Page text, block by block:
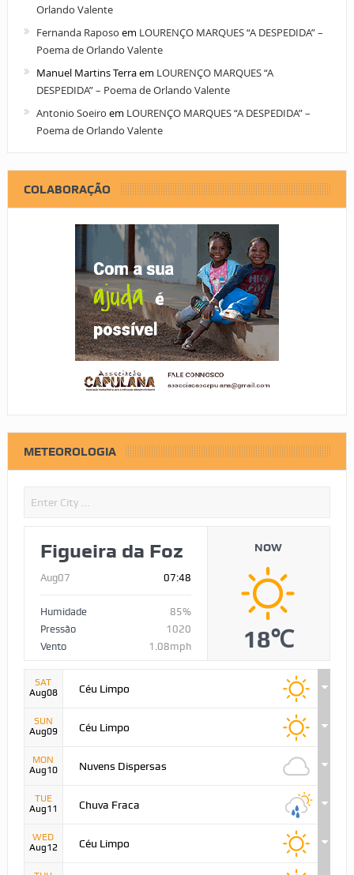
Orlando Valente
Fernanda Raposo em LOURENÇO MARQUES “A DESPEDIDA” –
Poema de Orlando Valente
Manuel Martins Terraem LOURENÇO MARQUES “A
DESPEDIDA” – Poema de Orlando Valente
Antonio Soeiro em LOURENÇO MARQUES “A DESPEDIDA” –
Poema de Orlando Valente
COLABORAÇÃO
METEOROLOGIA
Figueira da Foz
Aug07 07:48
Humidade
85%
Pressão
1020
Vento
1.08mph
NOW
18℃
SAT
Aug08
Céu Limpo
SUN
Aug09
Céu Limpo
MON
Aug10
Nuvens Dispersas
TUE
Aug11
Chuva Fraca
WED
Aug12
Céu Limpo